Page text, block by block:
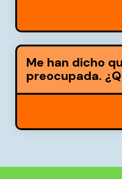
Me han dicho
preocupada.